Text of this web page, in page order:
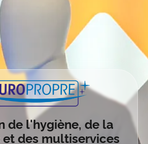
2025
de l'hygiène, de la
des multiservices